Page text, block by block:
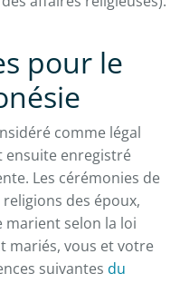
pour le
comme légal
ensuite enregistré
Les cérémonies de
des époux,
marient selon la loi
mariés, vous et votre
suivantes du